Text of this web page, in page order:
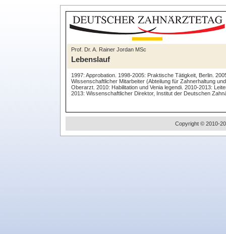
Prof. Dr. A. Rainer Jordan MSc
Lebenslauf
1997: Approbation. 1998-2005: Praktische Tätigkeit, Berlin.
Wissenschaftlicher Mitarbeiter (Abteilung für Zahnerhaltung
Oberarzt. 2010: Habilitation und Venia legendi. 2010-2013:
2013: Wissenschaftlicher Direktor, Institut der Deutschen
Copyright © 2010-